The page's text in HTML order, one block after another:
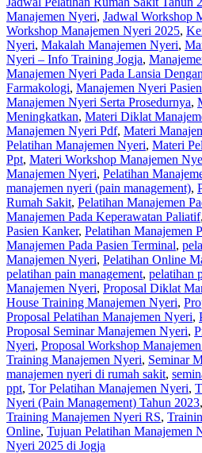
Manajemen Nyeri, Jadwal Workshop
Workshop Manajemen Nyeri 2025,
Nyeri, Makalah Manajemen Nyeri,
Nyeri – Info Training Jogja,
Manajemen Nyeri Pada Lansia
Farmakologi, Manajemen Nyeri Pasien
Manajemen Nyeri Serta Prosedurnya,
Meningkatkan, Materi Diklat
Manajemen Nyeri Pdf, Materi
Pelatihan Manajemen Nyeri, Materi
Ppt, Materi Workshop Manajemen
Manajemen Nyeri, Pelatihan
manajemen nyeri (pain management),
Rumah Sakit, Pelatihan Manajemen
Manajemen Pada Keperawatan Paliatif,
Pasien Kanker, Pelatihan Manajemen
Manajemen Pada Pasien Terminal,
Manajemen Nyeri, Pelatihan Online
pelatihan pain management, pelatihan
Manajemen Nyeri, Proposal Diklat
House Training Manajemen Nyeri,
Proposal Pelatihan Manajemen Nyeri,
Proposal Seminar Manajemen Nyeri,
Nyeri, Proposal Workshop
Training Manajemen Nyeri, Seminar
manajemen nyeri di rumah sakit,
ppt, Tor Pelatihan Manajemen Nyeri,
Nyeri (Pain Management) Tahun 2023,
Training Manajemen Nyeri RS,
Online, Tujuan Pelatihan Manajemen
Nyeri 2025 di Jogja